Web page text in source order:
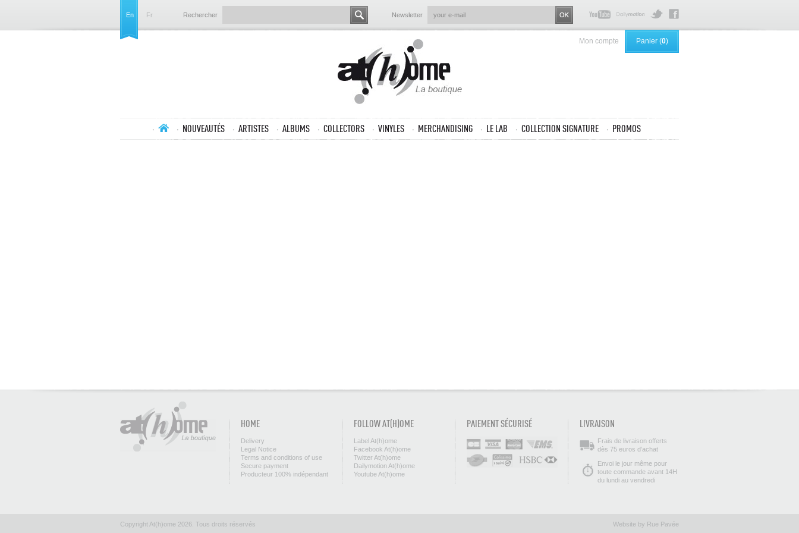
En Fr Rechercher Newsletter
Mon compte Panier (0)
NOUVEAUTÉS ARTISTES ALBUMS COLLECTORS VINYLES MERCHANDISING LE LAB COLLECTION SIGNATURE PROMOS
HOME
Delivery
Legal Notice
Terms and conditions of use
Secure payment
Producteur 100% indépendant
FOLLOW AT(H)OME
Label At(h)ome
Facebook At(h)ome
Twitter At(h)ome
Dailymotion At(h)ome
Youtube At(h)ome
PAIEMENT SÉCURISÉ LIVRAISON
Frais de livraison offerts
dès 75 euros d’achat
Envoi le jour même pour
toute commande avant 14H
du lundi au vendredi
Copyright At(h)ome 2026. Tous droits réservés Website by Rue Pavée